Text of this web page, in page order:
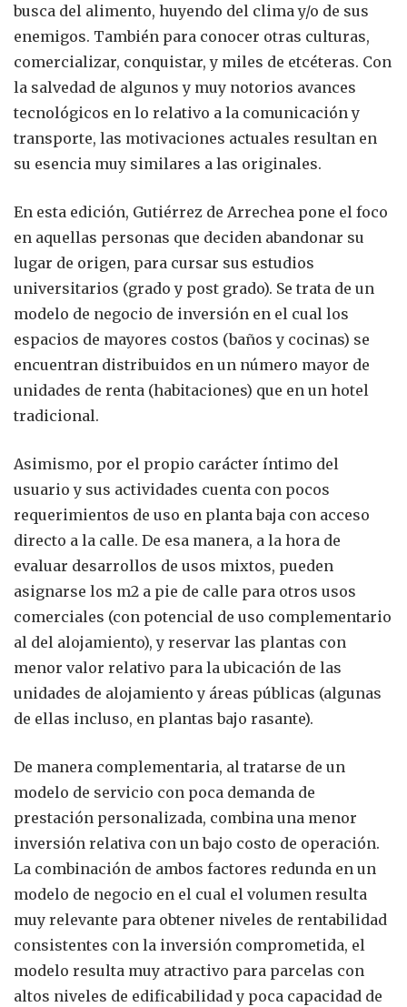
busca del alimento, huyendo del clima y/o de sus
enemigos. También para conocer otras culturas,
comercializar, conquistar, y miles de etcéteras. Con
la salvedad de algunos y muy notorios avances
tecnológicos en lo relativo a la comunicación y
transporte, las motivaciones actuales resultan en
su esencia muy similares a las originales.
En esta edición, Gutiérrez de Arrechea pone el foco
en aquellas personas que deciden abandonar su
lugar de origen, para cursar sus estudios
universitarios (grado y post grado). Se trata de un
modelo de negocio de inversión en el cual los
espacios de mayores costos (baños y cocinas) se
encuentran distribuidos en un número mayor de
unidades de renta (habitaciones) que en un hotel
tradicional.
Asimismo, por el propio carácter íntimo del
usuario y sus actividades cuenta con pocos
requerimientos de uso en planta baja con acceso
directo a la calle. De esa manera, a la hora de
evaluar desarrollos de usos mixtos, pueden
asignarse los m2 a pie de calle para otros usos
comerciales (con potencial de uso complementario
al del alojamiento), y reservar las plantas con
menor valor relativo para la ubicación de las
unidades de alojamiento y áreas públicas (algunas
de ellas incluso, en plantas bajo rasante).
De manera complementaria, al tratarse de un
modelo de servicio con poca demanda de
prestación personalizada, combina una menor
inversión relativa con un bajo costo de operación.
La combinación de ambos factores redunda en un
modelo de negocio en el cual el volumen resulta
muy relevante para obtener niveles de rentabilidad
consistentes con la inversión comprometida, el
modelo resulta muy atractivo para parcelas con
altos niveles de edificabilidad y poca capacidad de